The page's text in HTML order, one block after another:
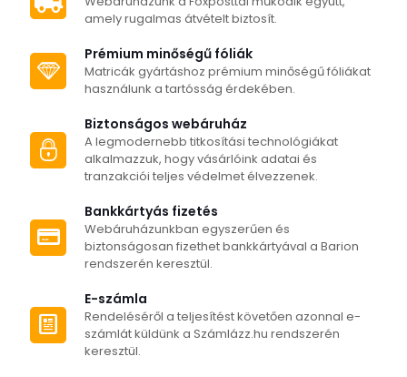
termékoldalon
választhatók
választhatók
amely rugalmas átvételt biztosít.
Prémium minőségű fóliák
Matricák gyártáshoz prémium minőségű fóliákat
használunk a tartósság érdekében.
Biztonságos webáruház
A legmodernebb titkosítási technológiákat
alkalmazzuk, hogy vásárlóink adatai és
tranzakciói teljes védelmet élvezzenek.
Bankkártyás fizetés
Webáruházunkban egyszerűen és
biztonságosan fizethet bankkártyával a Barion
rendszerén keresztül.
E-számla
Rendeléséről a teljesítést követően azonnal e-
számlát küldünk a Számlázz.hu rendszerén
keresztül.